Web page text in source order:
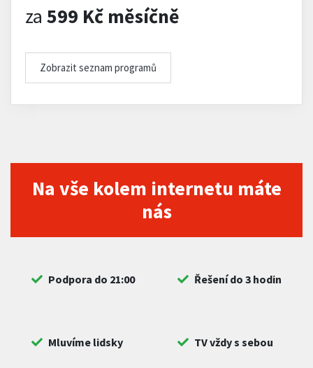
za 599 Kč měsíčně
Zobrazit seznam programů
Na vše kolem internetu máte
nás
Podpora do 21:00 Řešení do 3 hodin
Mluvíme lidsky TV vždy s sebou